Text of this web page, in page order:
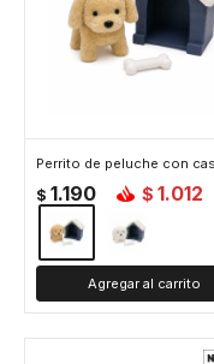
$ 1.190 $ 1.012